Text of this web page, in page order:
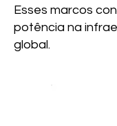
Esses marcos
potência na
global.